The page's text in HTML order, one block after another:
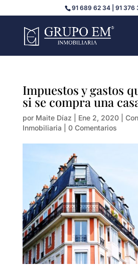
91 689 62 34 | 91 376
Impuestos y gastos
si se compra una
por Maite Díaz Ene 2, 2020|
Inmobiliaria
0 Comentarios